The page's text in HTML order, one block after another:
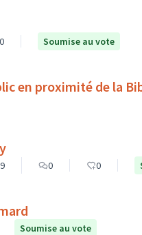
0 Soumise au vote
en proximité de la
0 0
Soumise au vote